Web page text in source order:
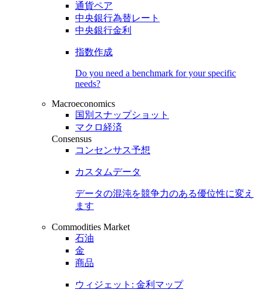
通貨ペア
中央銀行為替レート
中央銀行金利
指数作成
Do you need a benchmark for your specific
needs?
Macroeconomics
国別スナップショット
マクロ経済
Consensus
コンセンサス予想
カスタムデータ
データの混沌を競争力のある優位性に変え
ます
Commodities Market
石油
金
商品
ウィジェット: 金利マップ